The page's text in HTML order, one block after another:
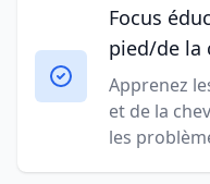
Focus
pied/de la
Apprenez
et de la
les